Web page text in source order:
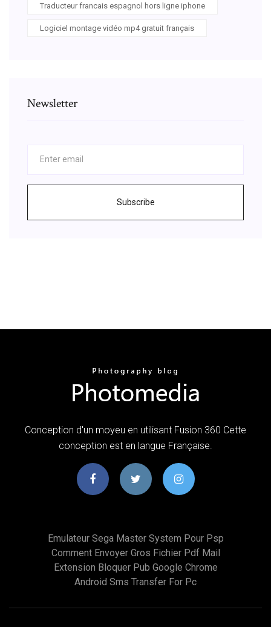
Traducteur francais espagnol hors ligne iphone
Logiciel montage vidéo mp4 gratuit français
Newsletter
Subscribe
Conception d'un moyeu en utilisant Fusion 360 Cette
conception est en langue Française.
Emulateur Sega Master System Pour Psp
Comment Envoyer Gros Fichier Pdf Mail
Extension Bloquer Pub Google Chrome
Android Sms Transfer For Pc